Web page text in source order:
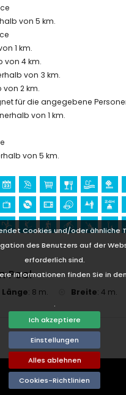
Cookies und/oder ähnliche
des Benutzers auf der
erforderlich sind.
Informationen finden Sie in den
.
Ich akzeptiere
Einstellungen
Alles ablehnen
Cookies-Richtlinien
und Schloss (Denia)
Villa)
Radfahren (innerhalb von 1000
Surfen und Wasserski
Villa)
und Kajaksport (innerhalb von
von 5 km.
1 km.
von 4 km.
von 3 km.
von 2 km.
für die angegebene
von 1 km.
von 5 km.
Pool
Länge: 8 m. Breite: 4 m.